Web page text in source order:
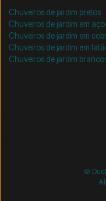
Chuveiros de jardim pretos
Chuveiros de jardim em
Chuveiros de jardim em
Chuveiros de jardim em
Chuveiros de jardim
©